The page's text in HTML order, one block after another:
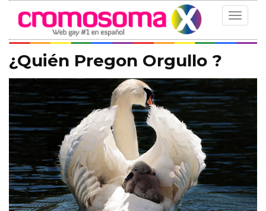
Toggle
¿Quién Pregon Orgullo ?